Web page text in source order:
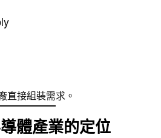
直接組裝需求。
體產業的定位